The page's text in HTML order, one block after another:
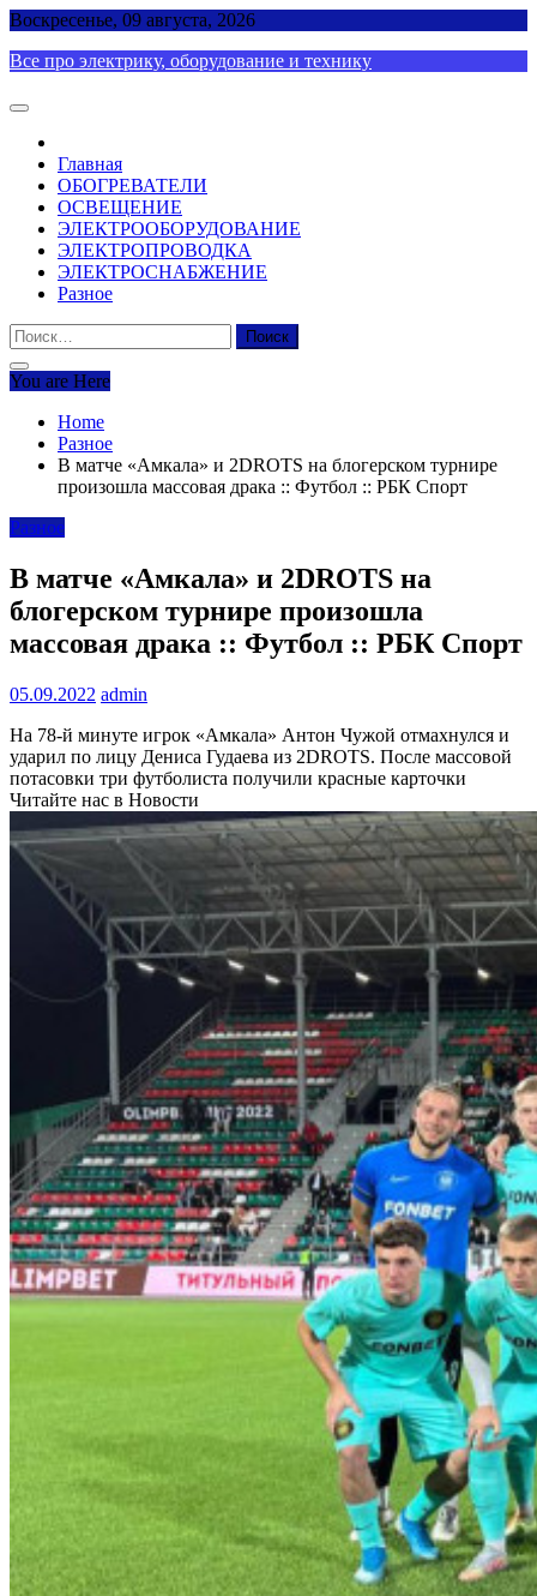
Skip
content
Воскресенье, 09 августа, 2026
Все про электрику, оборудование и технику
Главная
ОБОГРЕВАТЕЛИ
ОСВЕЩЕНИЕ
ЭЛЕКТРООБОРУДОВАНИЕ
ЭЛЕКТРОПРОВОДКА
ЭЛЕКТРОСНАБЖЕНИЕ
Разное
Найти:
You are Here
Home
Разное
В матче «Амкала» и 2DROTS на блогерском турнире
произошла массовая драка :: Футбол :: РБК Спорт
Разное
В матче «Амкала» и 2DROTS на
блогерском турнире произошла
массовая драка :: Футбол :: РБК Спорт
05.09.2022 admin
На 78-й минуте игрок «Амкала» Антон Чужой отмахнулся и
ударил по лицу Дениса Гудаева из 2DROTS. После массовой
потасовки три футболиста получили красные карточки
Читайте нас в Новости